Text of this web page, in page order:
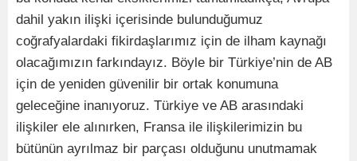
dahil yakın ilişki içerisinde bulunduğumuz
coğrafyalardaki fikirdaşlarımız için de ilham kaynağı
olacağımızın farkındayız. Böyle bir Türkiye’nin de AB
için de yeniden güvenilir bir ortak konumuna
geleceğine inanıyoruz. Türkiye ve AB arasındaki
ilişkiler ele alınırken, Fransa ile ilişkilerimizin bu
bütünün ayrılmaz bir parçası olduğunu unutmamak